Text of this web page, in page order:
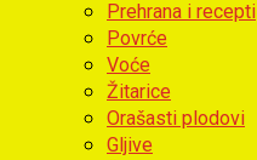
Prehrana i recepti
Povrće
Voće
Žitarice
Orašasti plodovi
Gljive